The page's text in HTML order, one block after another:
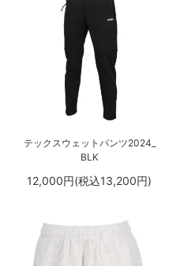
テックスウェットパンツ2024_
BLK
12,000円(税込13,200円)